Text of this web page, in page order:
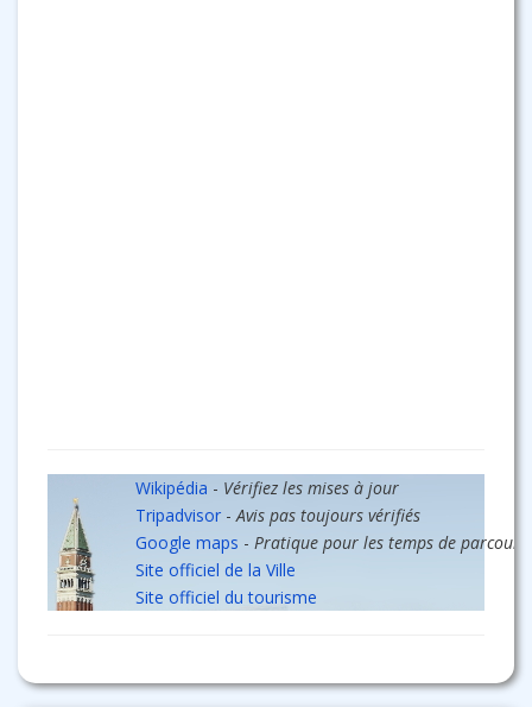
Wikipédia - Vérifiez les mises à jour
Tripadvisor- Avis pas toujours vérifiés
Google maps - Pratique pour les temps de parcours
Site officiel de la Ville
Site officiel du tourisme